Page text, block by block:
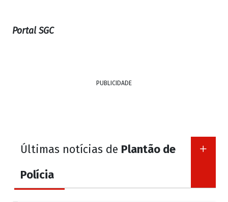
Portal SGC
PUBLICIDADE
Últimas notícias de Plantão de
Polícia